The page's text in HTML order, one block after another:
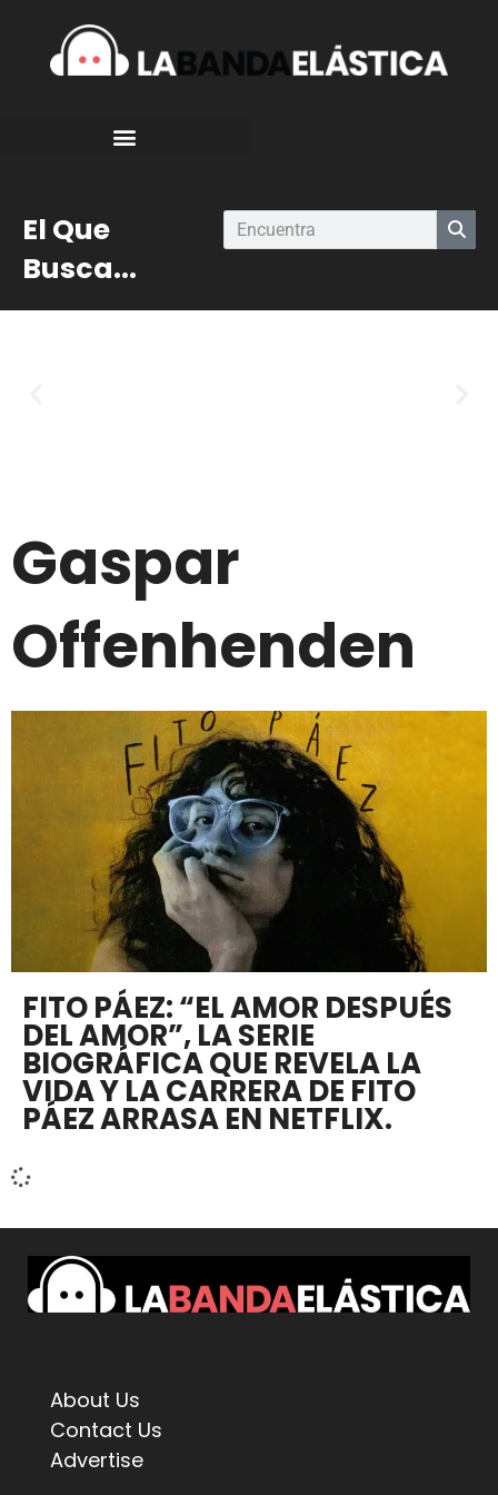
El Que
Busca...
Gaspar
Offenhenden
FITO PÁEZ: “EL AMOR DESPUÉS
DEL AMOR”, LA SERIE
BIOGRÁFICA QUE REVELA LA
VIDA Y LA CARRERA DE FITO
PÁEZ ARRASA EN NETFLIX.
About Us
Contact Us
Advertise